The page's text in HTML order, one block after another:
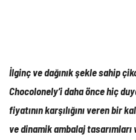
İlginç ve dağınık şekle sahip
Chocolonely’i daha önce hiç
fiyatının karşılığını veren bir
ve dinamik ambalaj